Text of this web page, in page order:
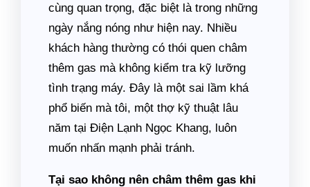
cùng quan trọng, đặc biệt là trong những
ngày nắng nóng như hiện nay. Nhiều
khách hàng thường có thói quen châm
thêm gas mà không kiểm tra kỹ lưỡng
tình trạng máy. Đây là một sai lầm khá
phổ biến mà tôi, một thợ kỹ thuật lâu
năm tại Điện Lạnh Ngọc Khang, luôn
muốn nhấn mạnh phải tránh.
Tại sao không nên châm thêm gas khi